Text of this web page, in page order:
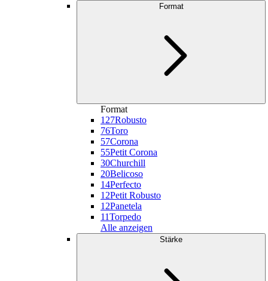
Format
Format
127Robusto
76Toro
57Corona
55Petit Corona
30Churchill
20Belicoso
14Perfecto
12Petit Robusto
12Panetela
11Torpedo
Alle anzeigen
Stärke